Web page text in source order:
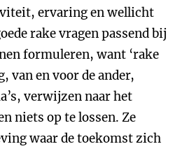
ervaring en wellicht
rake vragen passend bij
formuleren, want ‘rake
van en voor de ander,
verwijzen naar het
niets op te lossen. Ze
waar de toekomst zich